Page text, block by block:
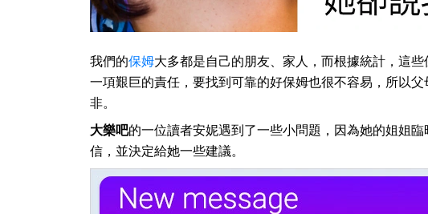
我們的保姆大多都是自己的朋友、家人，而根據統計，這
一項艱巨的責任，要找到可靠的好保姆也很不容易，所以
非。
大樂吧的一位讀者安妮遇到了一些小問題，因為她的姐姐
信，並決定給她一些建議。